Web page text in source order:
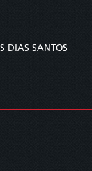
DIAS SANTOS